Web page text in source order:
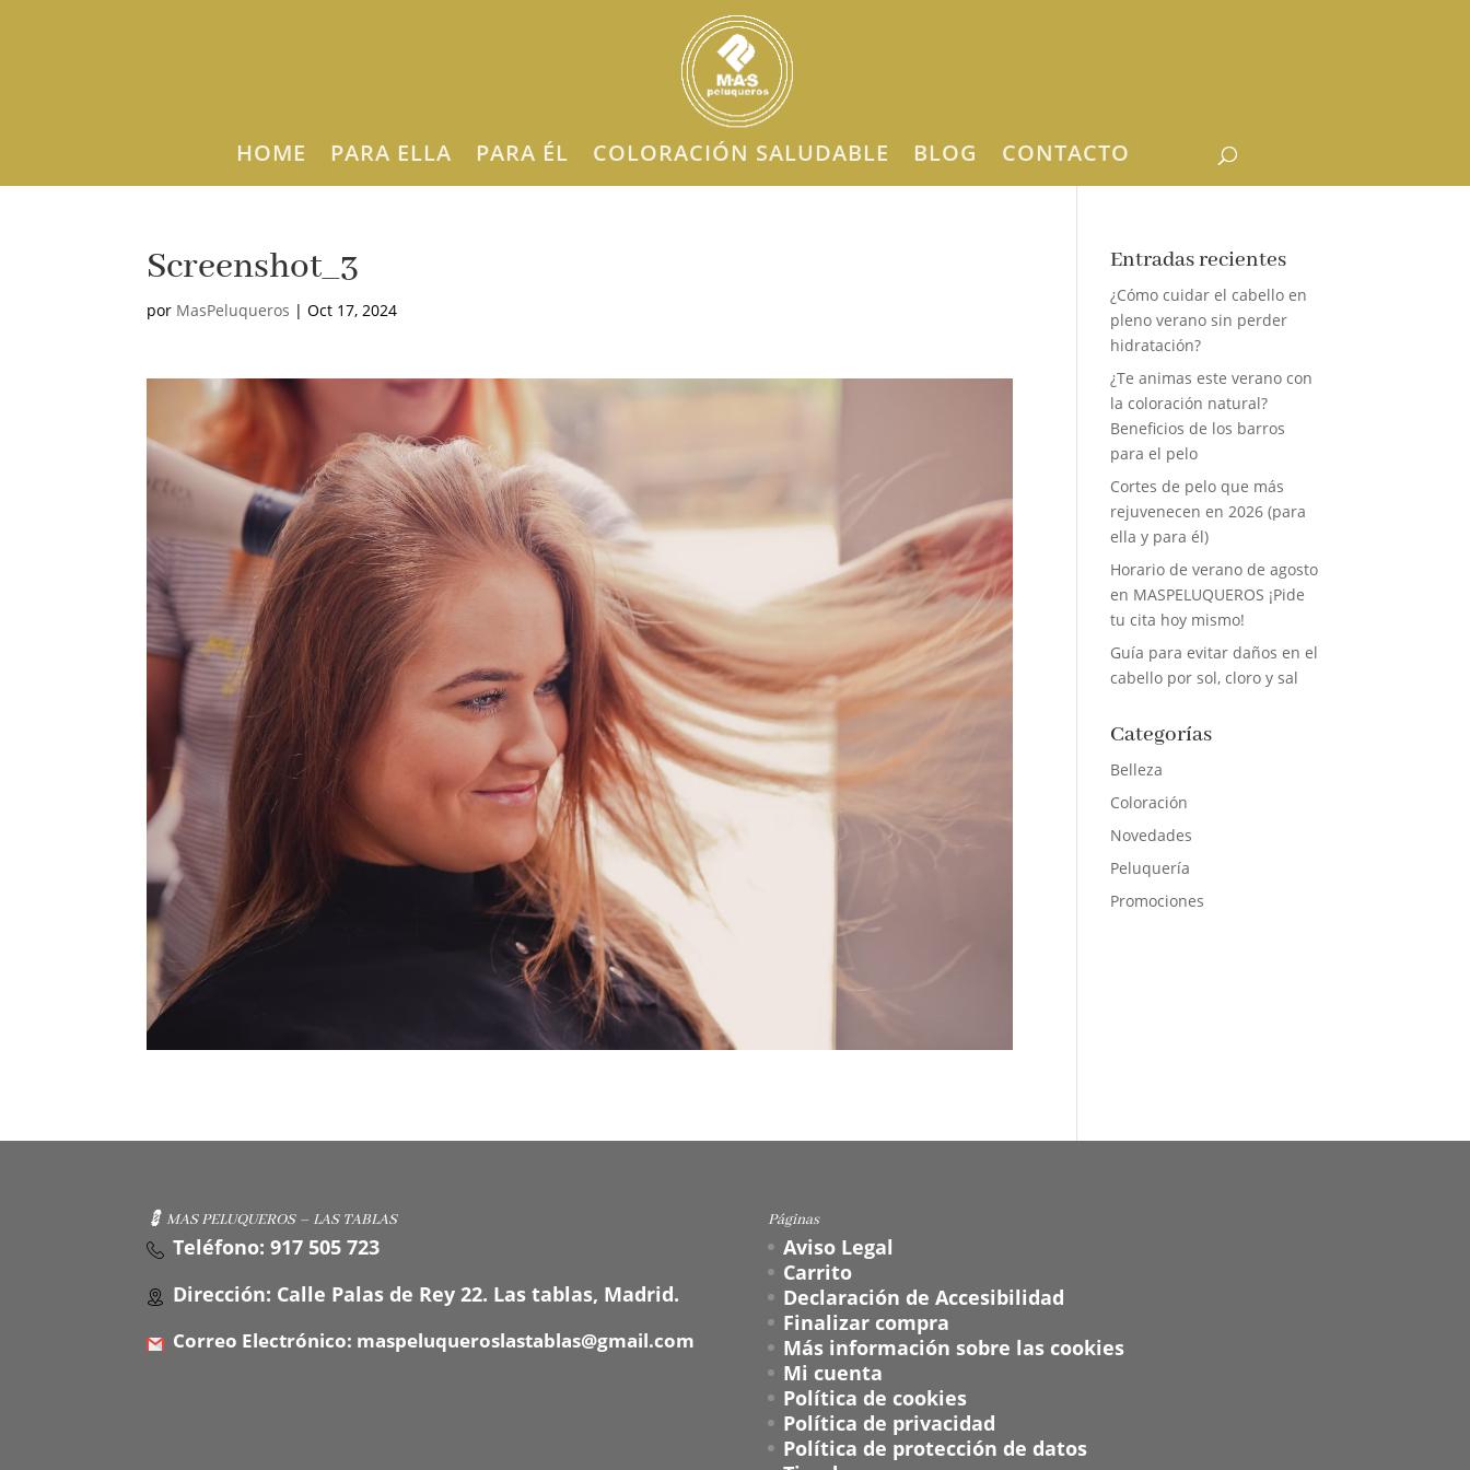
HOME PARA ELLA PARA ÉL COLORACIÓN SALUDABLE BLOG CONTACTO
Screenshot_3
por MasPeluqueros |Oct 17, 2024
Entradas recientes
¿Cómo cuidar el cabello en
pleno verano sin perder
hidratación?
¿Te animas este verano con
la coloración natural?
Beneficios de los barros
para el pelo
Cortes de pelo que más
rejuvenecen en 2026 (para
ella y para él)
Horario de verano de agosto
en MASPELUQUEROS ¡Pide
tu cita hoy mismo!
Guía para evitar daños en el
cabello por sol, cloro y sal
Categorías
Belleza
Coloración
Novedades
Peluquería
Promociones
💈 MAS PELUQUEROS – LAS TABLAS
Teléfono: 917 505 723
Dirección: Calle Palas de Rey 22. Las tablas, Madrid.
Correo Electrónico: maspeluqueroslastablas@gmail.com
Páginas
Aviso Legal
Carrito
Declaración de Accesibilidad
Finalizar compra
Más información sobre las cookies
Mi cuenta
Política de cookies
Política de privacidad
Política de protección de datos